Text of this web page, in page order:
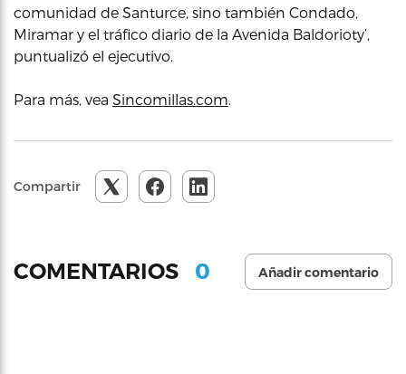
comunidad de Santurce, sino también Condado,
Miramar y el tráfico diario de la Avenida Baldorioty’,
puntualizó el ejecutivo.
Para más, vea Sincomillas.com
Compartir
COMENTARIOS 0 Añadir comentario